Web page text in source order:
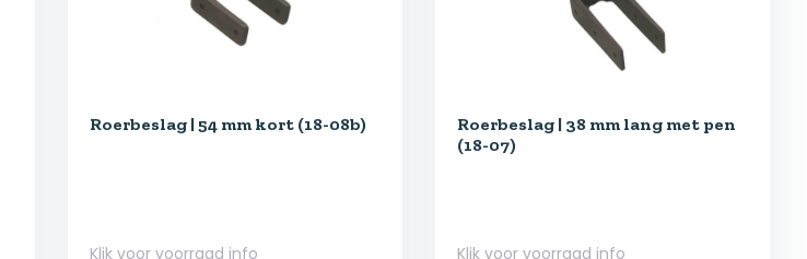
Roerbeslag | 54 mm kort (18-08b)
Klik voor voorraad info
Roerbeslag | 38 mm lang met pen
(18-07)
Klik voor voorraad info